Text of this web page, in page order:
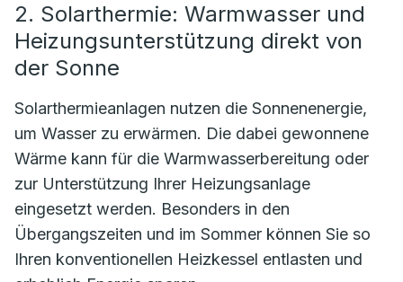
2. Solarthermie: Warmwasser und
Heizungsunterstützung direkt von
der Sonne
Solarthermieanlagen nutzen die Sonnenenergie,
um Wasser zu erwärmen. Die dabei gewonnene
Wärme kann für die Warmwasserbereitung oder
zur Unterstützung Ihrer Heizungsanlage
eingesetzt werden. Besonders in den
Übergangszeiten und im Sommer können Sie so
Ihren konventionellen Heizkessel entlasten und